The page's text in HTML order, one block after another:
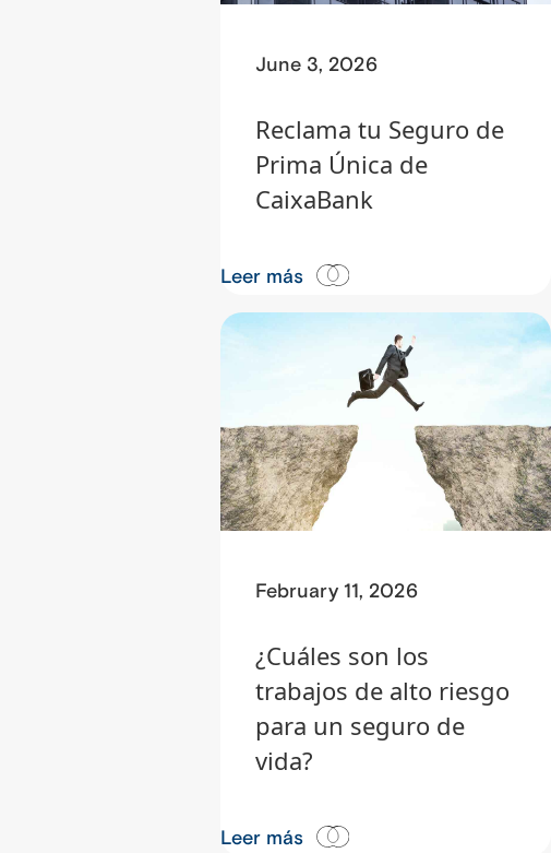
June 3, 2026
Reclama tu Seguro de
Prima Única de
CaixaBank
Leer más
February 11, 2026
¿Cuáles son los
trabajos de alto riesgo
para un seguro de
vida?
Leer más